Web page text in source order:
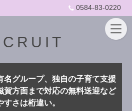
0584-83-0220
名グループ、独自の子育て支援
賀方面まで対応の無料送迎など
すさは桁違い。